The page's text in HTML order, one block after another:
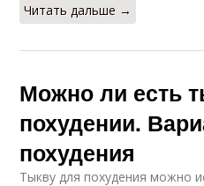
Читать дальше →
Можно ли есть
похудении.
похудения
Тыкву для похудения можно